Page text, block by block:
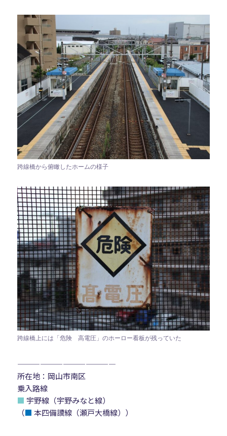
跨線橋から俯瞰したホームの様子
跨線橋上には「危険 高電圧」のホーロー看板が残っていた
—————————————
所在地：岡山市南区
乗入路線
■ 宇野線（宇野みなと線）
（■ 本四備讃線（瀬戸大橋線））